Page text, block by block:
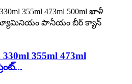
355ml 473ml